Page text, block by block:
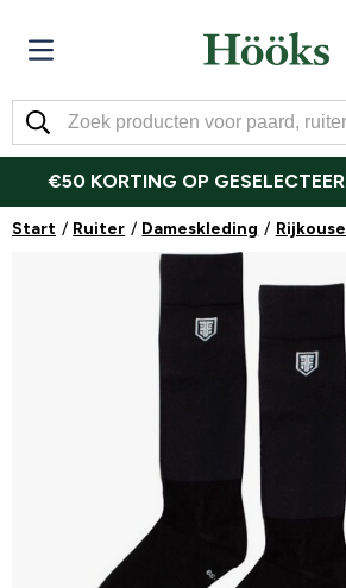
€50 KORTING OP
Start Ruiter Dameskleding